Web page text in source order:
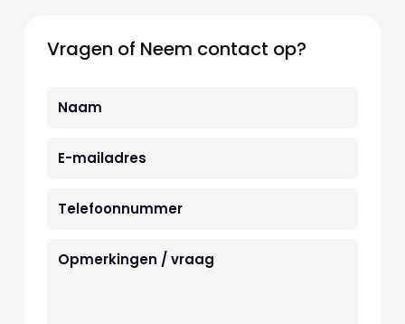
Vragen of Neem contact op?